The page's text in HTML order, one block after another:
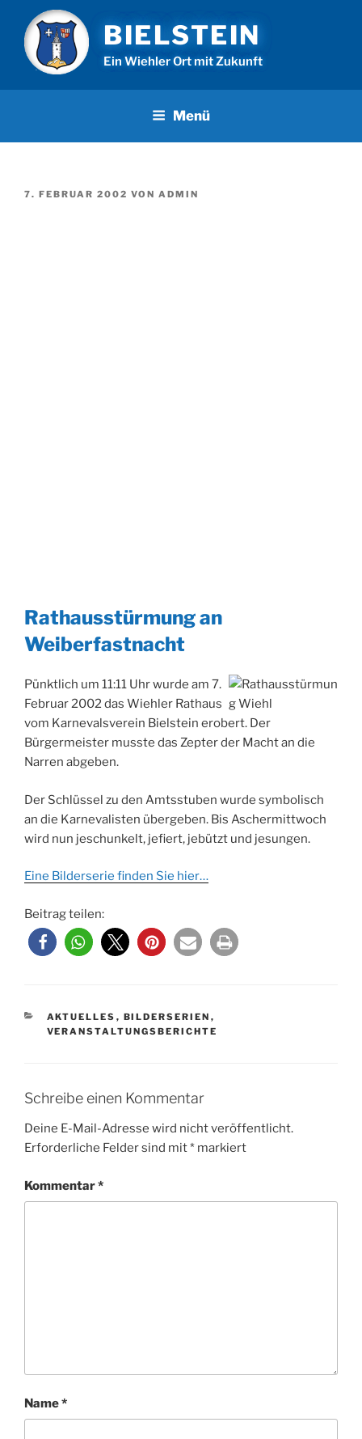
Inhalt
springen
BIELSTEIN
Ein Wiehler Ort mit Zukunft
Menü
VERÖFFENTLICHT
7. FEBRUAR 2002 VON ADMIN
Rathausstürmung an
Weiberfastnacht
Pünktlich um 11:11 Uhr wurde am 7.
Februar 2002 das Wiehler Rathaus
vom Karnevalsverein Bielstein erobert. Der
Bürgermeister musste das Zepter der Macht an die
Narren abgeben.
Der Schlüssel zu den Amtsstuben wurde symbolisch
an die Karnevalisten übergeben. Bis Aschermittwoch
wird nun jeschunkelt, jefiert, jebützt und jesungen.
Eine Bilderserie finden Sie hier…
Beitrag teilen:
KATEGORIEN
AKTUELLES , BILDERSERIEN ,
VERANSTALTUNGSBERICHTE
Schreibe einen Kommentar
Deine E-Mail-Adresse wird nicht veröffentlicht.
Erforderliche Felder sind mit* markiert
Kommentar*
Name*